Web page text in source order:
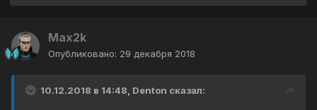
Max2k
Опубликовано: 29 декабря 2018
10.12.2018 в 14:48, Denton сказал: